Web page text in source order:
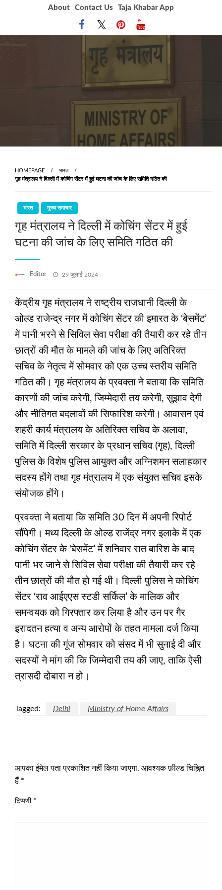
About Contact Us Taja Khabar App
HOMEPAGE
भारत
गृह मंत्रालय ने दिल्ली में कोचिंग सेंटर में हुई घटना की जांच के लिए समिति गठित की
भारत मुख्य समाचार
गृह मंत्रालय ने दिल्ली में कोचिंग सेंटर में हुई
घटना की जांच के लिए समिति गठित की
Editor
Posted
29 जुलाई 2024
केंद्रीय गृह मंत्रालय ने राष्ट्रीय राजधानी दिल्‍ली के
ओल्‍ड राजेन्‍द्र नगर में कोचिंग सेंटर की इमारत के ‘बेसमेंट’
में पानी भरने से सिविल सेवा परीक्षा की तैयारी कर रहे तीन
छात्रों की मौत के मामले की जांच के लिए अतिरिक्त
सचिव के नेतृत्व में सोमवार को एक उच्च स्तरीय समिति
गठित की। गृह मंत्रालय के प्रवक्ता ने बताया कि समिति
कारणों की जांच करेगी, जिम्मेदारी तय करेगी, सुझाव देगी
और नीतिगत बदलावों की सिफारिश करेगी। आवासन एवं
शहरी कार्य मंत्रालय के अतिरिक्त सचिव के अलावा,
समिति में दिल्ली सरकार के प्रधान सचिव (गृह), दिल्ली
पुलिस के विशेष पुलिस आयुक्त और अग्निशमन सलाहकार
सदस्य होंगे तथा गृह मंत्रालय में एक संयुक्त सचिव इसके
संयोजक होंगे।
प्रवक्ता ने बताया कि समिति 30 दिन में अपनी रिपोर्ट
सौंपेगी। मध्य दिल्ली के ओल्ड राजेंद्र नगर इलाके में एक
कोचिंग सेंटर के ‘बेसमेंट’ में शनिवार रात बारिश के बाद
पानी भर जाने से सिविल सेवा परीक्षा की तैयारी कर रहे
तीन छात्रों की मौत हो गई थी। दिल्ली पुलिस ने कोचिंग
सेंटर ‘राव आईएएस स्टडी सर्किल’ के मालिक और
समन्वयक को गिरफ्तार कर लिया है और उन पर गैर
इरादतन हत्या व अन्य आरोपों के तहत मामला दर्ज किया
है। घटना की गूंज सोमवार को संसद में भी सुनाई दी और
सदस्यों ने मांग की कि जिम्मेदारी तय की जाए, ताकि ऐसी
त्रासदी दोबारा न हो।
Tagged: Delhi Ministry of Home Affairs
आपका ईमेल पता प्रकाशित नहीं किया जाएगा. आवश्यक फ़ील्ड चिह्नित
हैं *
टिप्पणी *